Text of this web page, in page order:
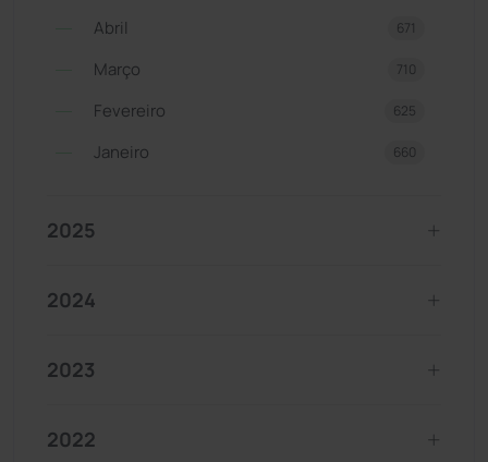
Abril 671
Março 710
Fevereiro 625
Janeiro 660
2025
2024
2023
2022